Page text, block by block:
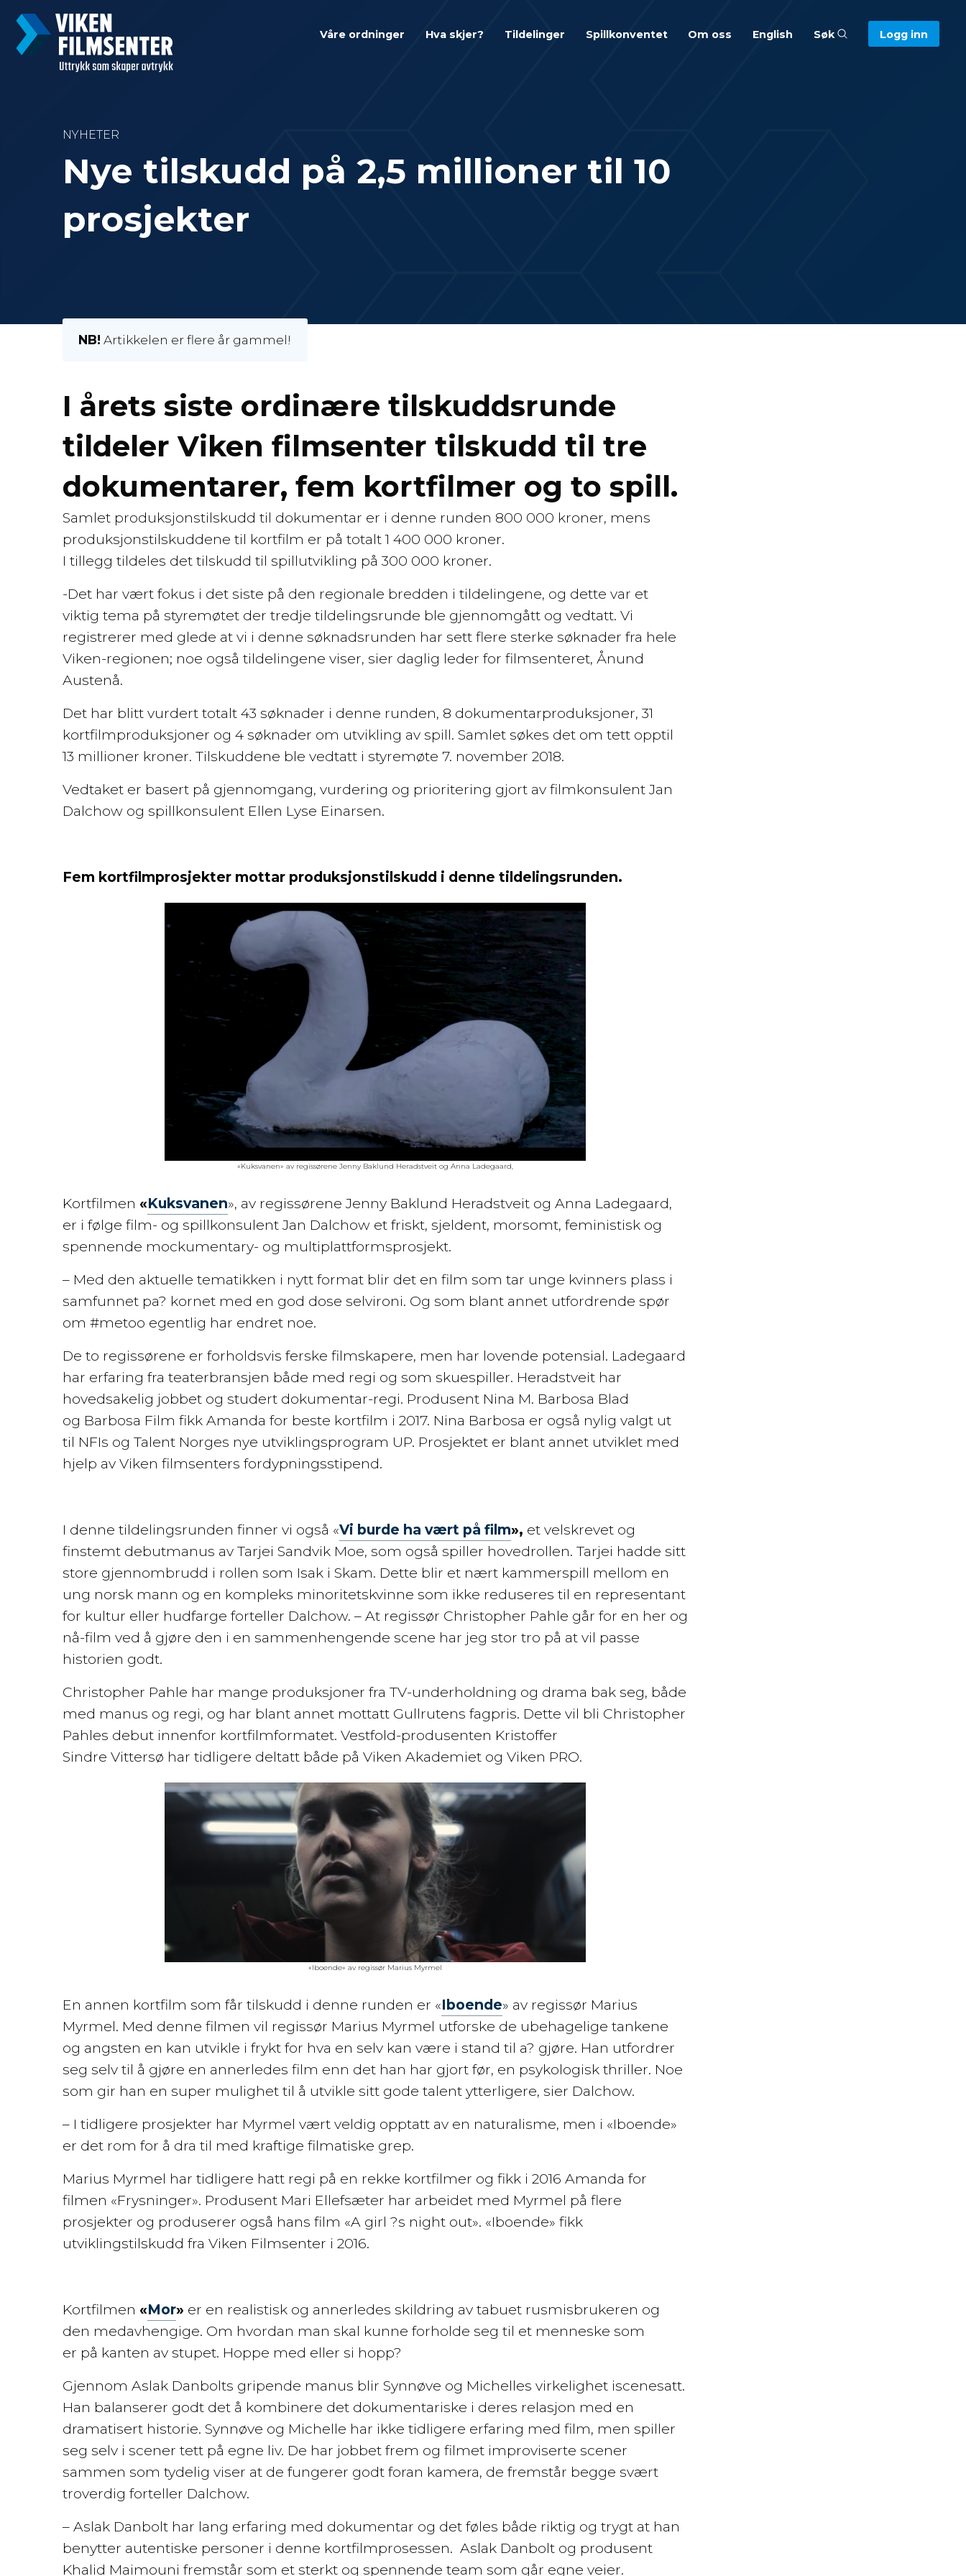
Våre ordninger Hva skjer? Tildelinger Spillkonventet Om oss English Søk Logg inn
NYHETER
Nye tilskudd på 2,5 millioner til 10
prosjekter
NB! Artikkelen er flere år gammel!
I årets siste ordinære tilskuddsrunde
tildeler Viken filmsenter tilskudd til tre
dokumentarer, fem kortfilmer og to spill.
Samlet produksjonstilskudd til dokumentar er i denne runden 800 000 kroner, mens
produksjonstilskuddene til kortfilm er på totalt 1 400 000 kroner.
I tillegg tildeles det tilskudd til spillutvikling på 300 000 kroner.
-Det har vært fokus i det siste på den regionale bredden i tildelingene, og dette var et
viktig tema på styremøtet der tredje tildelingsrunde ble gjennomgått og vedtatt. Vi
registrerer med glede at vi i denne søknadsrunden har sett flere sterke søknader fra hele
Viken-regionen; noe også tildelingene viser, sier daglig leder for filmsenteret, Ånund
Austenå.
Det har blitt vurdert totalt 43 søknader i denne runden, 8 dokumentarproduksjoner, 31
kortfilmproduksjoner og 4 søknader om utvikling av spill. Samlet søkes det om tett opptil
13 millioner kroner. Tilskuddene ble vedtatt i styremøte 7. november 2018.
Vedtaket er basert på gjennomgang, vurdering og prioritering gjort av filmkonsulent Jan
Dalchow og spillkonsulent Ellen Lyse Einarsen.
Fem kortfilmprosjekter mottar produksjonstilskudd i denne tildelingsrunden.
«Kuksvanen» av regissørene Jenny Baklund Heradstveit og Anna Ladegaard,
Kortfilmen «Kuksvanen», av regissørene Jenny Baklund Heradstveit og Anna Ladegaard,
er i følge film- og spillkonsulent Jan Dalchow et friskt, sjeldent, morsomt, feministisk og
spennende mockumentary- og multiplattformsprosjekt.
– Med den aktuelle tematikken i nytt format blir det en film som tar unge kvinners plass i
samfunnet pa? kornet med en god dose selvironi. Og som blant annet utfordrende spør
om #metoo egentlig har endret noe.
De to regissørene er forholdsvis ferske filmskapere, men har lovende potensial. Ladegaard
har erfaring fra teaterbransjen både med regi og som skuespiller. Heradstveit har
hovedsakelig jobbet og studert dokumentar-regi. Produsent Nina M. Barbosa Blad
og Barbosa Film fikk Amanda for beste kortfilm i 2017. Nina Barbosa er også nylig valgt ut
til NFIs og Talent Norges nye utviklingsprogram UP. Prosjektet er blant annet utviklet med
hjelp av Viken filmsenters fordypningsstipend.
I denne tildelingsrunden finner vi også «Vi burde ha vært på film», et velskrevet og
finstemt debutmanus av Tarjei Sandvik Moe, som også spiller hovedrollen. Tarjei hadde sitt
store gjennombrudd i rollen som Isak i Skam. Dette blir et nært kammerspill mellom en
ung norsk mann og en kompleks minoritetskvinne som ikke reduseres til en representant
for kultur eller hudfarge forteller Dalchow. – At regissør Christopher Pahle går for en her og
nå-film ved å gjøre den i en sammenhengende scene har jeg stor tro på at vil passe
historien godt.
Christopher Pahle har mange produksjoner fra TV-underholdning og drama bak seg, både
med manus og regi, og har blant annet mottatt Gullrutens fagpris. Dette vil bli Christopher
Pahles debut innenfor kortfilmformatet. Vestfold-produsenten Kristoffer
Sindre Vittersø har tidligere deltatt både på Viken Akademiet og Viken PRO.
«Iboende» av regissør Marius Myrmel
En annen kortfilm som får tilskudd i denne runden er «Iboende» av regissør Marius
Myrmel. Med denne filmen vil regissør Marius Myrmel utforske de ubehagelige tankene
og angsten en kan utvikle i frykt for hva en selv kan være i stand til a? gjøre. Han utfordrer
seg selv til å gjøre en annerledes film enn det han har gjort før, en psykologisk thriller. Noe
som gir han en super mulighet til å utvikle sitt gode talent ytterligere, sier Dalchow.
– I tidligere prosjekter har Myrmel vært veldig opptatt av en naturalisme, men i «Iboende»
er det rom for å dra til med kraftige filmatiske grep.
Marius Myrmel har tidligere hatt regi på en rekke kortfilmer og fikk i 2016 Amanda for
filmen «Frysninger». Produsent Mari Ellefsæter har arbeidet med Myrmel på flere
prosjekter og produserer også hans film «A girl ?s night out». «Iboende» fikk
utviklingstilskudd fra Viken Filmsenter i 2016.
Kortfilmen «Mor» er en realistisk og annerledes skildring av tabuet rusmisbrukeren og
den medavhengige. Om hvordan man skal kunne forholde seg til et menneske som
er på kanten av stupet. Hoppe med eller si hopp?
Gjennom Aslak Danbolts gripende manus blir Synnøve og Michelles virkelighet iscenesatt.
Han balanserer godt det å kombinere det dokumentariske i deres relasjon med en
dramatisert historie. Synnøve og Michelle har ikke tidligere erfaring med film, men spiller
seg selv i scener tett på egne liv. De har jobbet frem og filmet improviserte scener
sammen som tydelig viser at de fungerer godt foran kamera, de fremstår begge svært
troverdig forteller Dalchow.
– Aslak Danbolt har lang erfaring med dokumentar og det føles både riktig og trygt at han
benytter autentiske personer i denne kortfilmprosessen. Aslak Danbolt og produsent
Khalid Maimouni fremstår som et sterkt og spennende team som går egne veier.